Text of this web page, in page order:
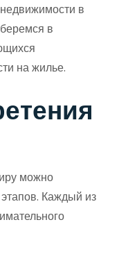
в
в
на жилье.
можно
Каждый из